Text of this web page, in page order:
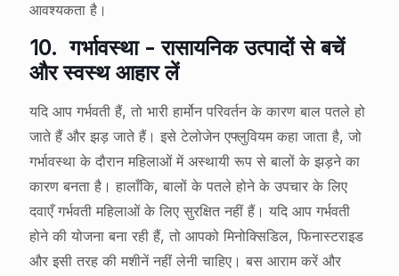
आवश्यकता है।
10.गर्भावस्था - रासायनिक उत्पादों से बचें
और स्वस्थ आहार लें
यदि आप गर्भवती हैं, तो भारी हार्मोन परिवर्तन के कारण बाल पतले हो
जाते हैं और झड़ जाते हैं। इसे टेलोजेन एफ्लुवियम कहा जाता है, जो
गर्भावस्था के दौरान महिलाओं में अस्थायी रूप से बालों के झड़ने का
कारण बनता है। हालाँकि, बालों के पतले होने के उपचार के लिए
दवाएँ गर्भवती महिलाओं के लिए सुरक्षित नहीं हैं। यदि आप गर्भवती
होने की योजना बना रही हैं, तो आपको मिनोक्सिडिल, फिनास्टराइड
और इसी तरह की मशीनें नहीं लेनी चाहिए। बस आराम करें और